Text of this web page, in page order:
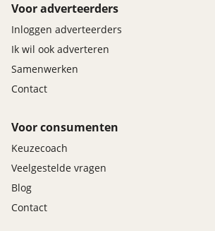
Voor adverteerders
Inloggen adverteerders
Ik wil ook adverteren
Samenwerken
Contact
Voor consumenten
Keuzecoach
Veelgestelde vragen
Blog
Contact